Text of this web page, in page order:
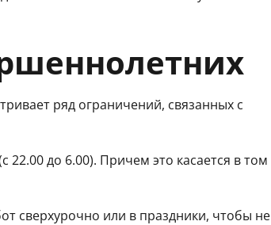
ряд ограничений, связанных с
22.00 до 6.00). Причем это касается в том
сверхурочно или в праздники, чтобы не